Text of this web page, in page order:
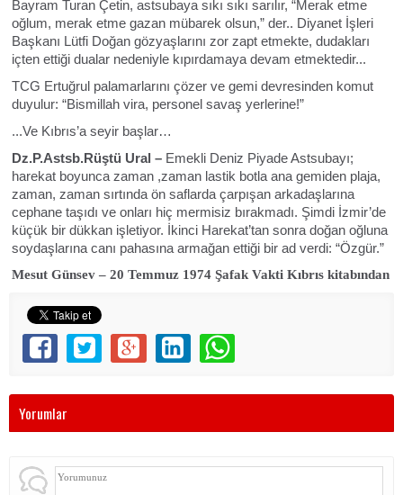
Bayram Turan Çetin, astsubaya sıkı sıkı sarılır, “Merak etme
oğlum, merak etme gazan mübarek olsun,” der.. Diyanet İşleri
Başkanı Lütfi Doğan gözyaşlarını zor zapt etmekte, dudakları
içten ettiği dualar nedeniyle kıpırdamaya devam etmektedir...
TCG Ertuğrul palamarlarını çözer ve gemi devresinden komut
duyulur: “Bismillah vira, personel savaş yerlerine!”
...Ve Kıbrıs’a seyir başlar…
Dz.P.Astsb.Rüştü Ural – Emekli Deniz Piyade Astsubayı;
harekat boyunca zaman ,zaman lastik botla ana gemiden plaja,
zaman, zaman sırtında ön saflarda çarpışan arkadaşlarına
cephane taşıdı ve onları hiç mermisiz bırakmadı. Şimdi İzmir’de
küçük bir dükkan işletiyor. İkinci Harekat’tan sonra doğan oğluna
soydaşlarına canı pahasına armağan ettiği bir ad verdi: “Özgür.”
Mesut Günsev – 20 Temmuz 1974 Şafak Vakti Kıbrıs kitabından
Yorumlar